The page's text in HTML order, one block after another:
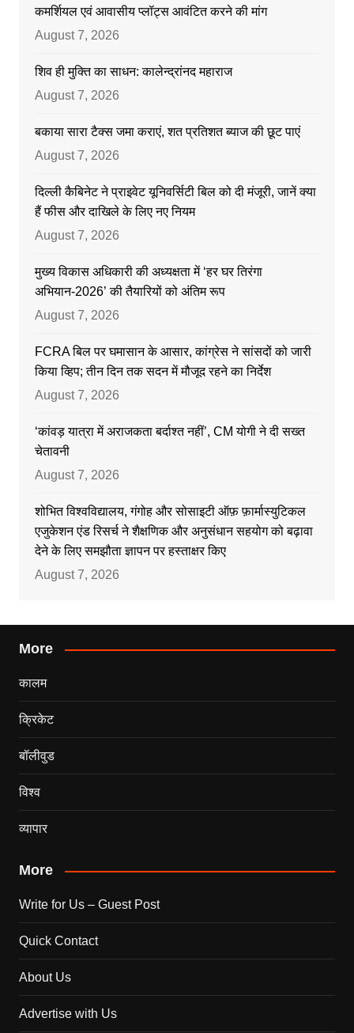
कमर्शियल एवं आवासीय प्लॉट्स आवंटित करने की मांग
August 7, 2026
शिव ही मुक्ति का साधन: कालेन्द्रांनद महाराज
August 7, 2026
बकाया सारा टैक्स जमा कराएं, शत प्रतिशत ब्याज की छूट पाएं
August 7, 2026
दिल्ली कैबिनेट ने प्राइवेट यूनिवर्सिटी बिल को दी मंजूरी, जानें क्या
हैं फीस और दाखिले के लिए नए नियम
August 7, 2026
मुख्य विकास अधिकारी की अध्यक्षता में ‘हर घर तिरंगा
अभियान-2026’ की तैयारियों को अंतिम रूप
August 7, 2026
FCRA बिल पर घमासान के आसार, कांग्रेस ने सांसदों को जारी
किया व्हिप; तीन दिन तक सदन में मौजूद रहने का निर्देश
August 7, 2026
‘कांवड़ यात्रा में अराजकता बर्दाश्त नहीं’, CM योगी ने दी सख्त
चेतावनी
August 7, 2026
शोभित विश्वविद्यालय, गंगोह और सोसाइटी ऑफ़ फ़ार्मास्युटिकल
एजुकेशन एंड रिसर्च ने शैक्षणिक और अनुसंधान सहयोग को बढ़ावा
देने के लिए समझौता ज्ञापन पर हस्ताक्षर किए
August 7, 2026
More
कालम
क्रिकेट
बॉलीवुड
विश्व
व्यापार
More
Write for Us – Guest Post
Quick Contact
About Us
Advertise with Us